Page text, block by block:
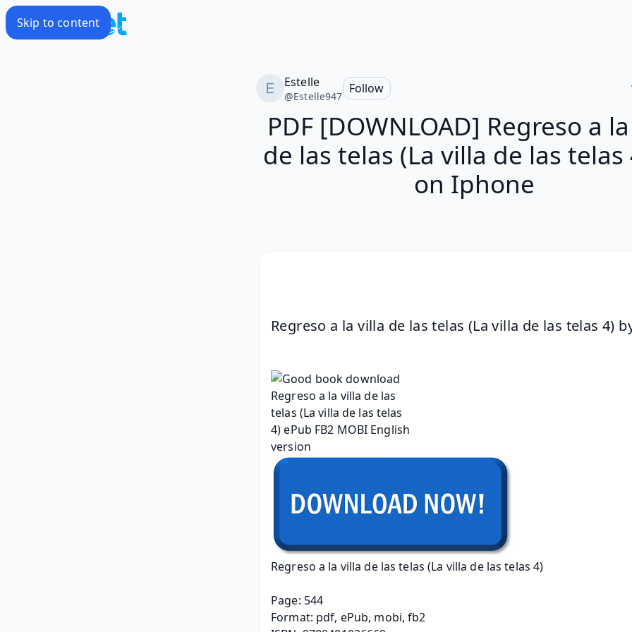
Skip to content
Estelle
@Estelle947
Follow
PDF [DOWNLOAD] Regreso a
de las telas (La villa de las telas
on Iphone
Regreso a la villa de las telas (La villa de las telas 4)
Regreso a la villa de las telas (La villa de las telas 4)
Page: 544
Format: pdf, ePub, mobi, fb2